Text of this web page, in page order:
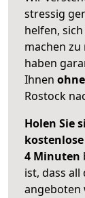
stressig
helfen,
machen zu
haben
Ihnen
Rostock
Holen Sie
4 Minuten
ist, dass
angeboten